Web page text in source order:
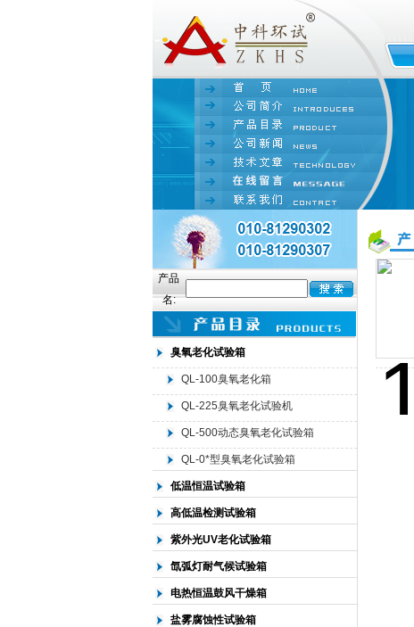
北京中科环试仪器有限公司
产品
名:
臭氧老化试验箱
QL-100臭氧老化箱
QL-225臭氧老化试验机
QL-500动态臭氧老化试验箱
QL-0*型臭氧老化试验箱
低温恒温试验箱
高低温检测试验箱
紫外光UV老化试验箱
氙弧灯耐气候试验箱
电热恒温鼓风干燥箱
盐雾腐蚀性试验箱